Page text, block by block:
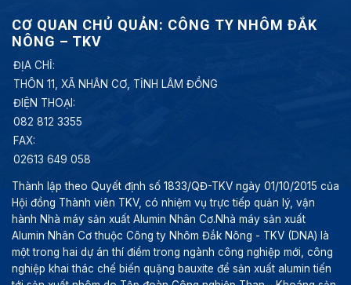
CƠ QUAN CHỦ QUẢN: CÔNG TY NHÔM ĐẮK
NÔNG – TKV
ĐỊA CHỈ:
THÔN 11, XÃ NHÂN CƠ, TỈNH LÂM ĐỒNG
ĐIỆN THOẠI:
082 812 3355
FAX:
02613 649 058
Thành lập theo Quyết định số 1833/QĐ-TKV ngày 01/10/2015 của
Hội đồng Thành viên TKV, có nhiệm vụ trực tiếp quản lý, vận
hành Nhà máy sản xuất Alumin Nhân Cơ.Nhà máy sản xuất
Alumin Nhân Cơ thuộc Công ty Nhôm Đắk Nông - TKV (DNA) là
một trong hai dự án thí điểm trong ngành công nghiệp mới, công
nghiệp khai thác chế biến quặng bauxite để sản xuất alumin tiến